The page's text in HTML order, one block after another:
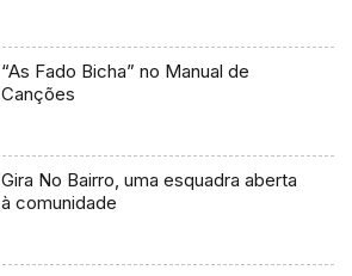
“As Fado Bicha” no Manual de
Canções
Gira No Bairro, uma esquadra aberta
à comunidade